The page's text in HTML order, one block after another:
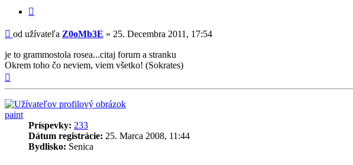
Príspevok
od užívateľa Z0oMb3E » 25. Decembra 2011, 17:54
je to grammostola rosea...citaj forum a stranku
Okrem toho čo neviem, viem všetko! (Sokrates)
paint
Príspevky: 233
Dátum registrácie: 25. Marca 2008, 11:44
Bydlisko: Senica